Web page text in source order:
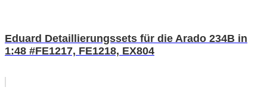
Eduard Detaillierungssets für die Arado 234B in
1:48 #FE1217, FE1218, EX804